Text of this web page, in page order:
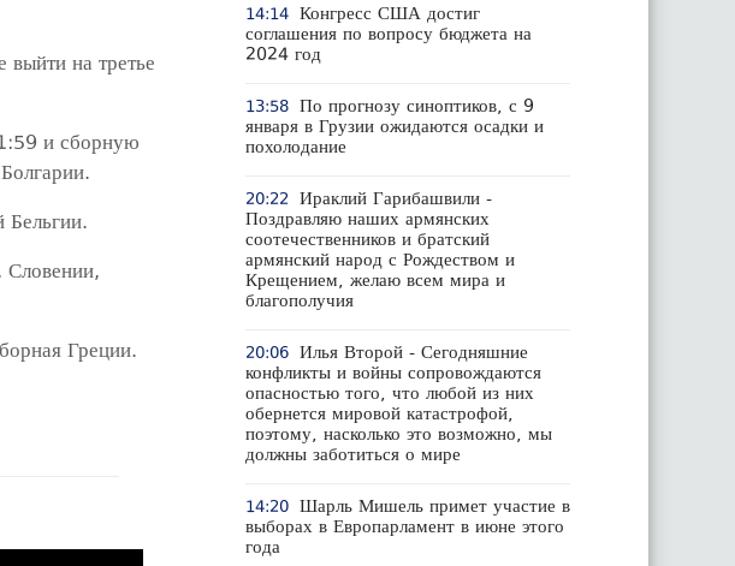
выйти на третье
и сборную
Бельгии.
Словении,
Греции.
14:14 Конгресс США достиг
соглашения по вопросу бюджета на
2024 год
13:58 По прогнозу синоптиков, с 9
января в Грузии ожидаются осадки и
похолодание
20:22
Ираклий Гарибашвили -
Поздравляю наших армянских
соотечественников и братский
армянский народ с Рождеством и
Крещением, желаю всем мира и
благополучия
20:06 Илья Второй - Сегодняшние
конфликты и войны сопровождаются
опасностью того, что любой из них
обернется мировой катастрофой,
поэтому, насколько это возможно, мы
должны заботиться о мире
14:20 Шарль Мишель примет участие в
выборах в Европарламент в июне этого
года